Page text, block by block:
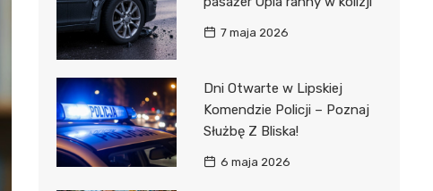
7 maja 2026
Dni Otwarte w Lipskiej
Komendzie Policji – Poznaj
Służbę Z Bliska!
6 maja 2026